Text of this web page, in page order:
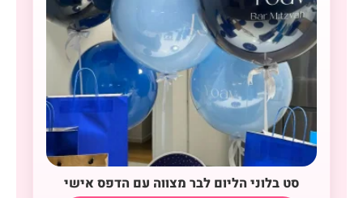
סט בלוני הליום לבר מצווה עם הדפס אישי